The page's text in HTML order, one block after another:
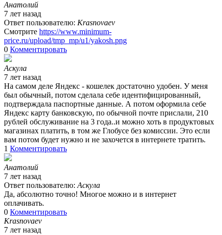
Анатолий
7 лет назад
Ответ пользователю: Krasnovaev
Смотрите https://www.minimum-
price.ru/upload/tmp_mp/u1/yakosh.png
0 Комментировать
Аскула
7 лет назад
На самом деле Яндекс - кошелек достаточно удобен. У меня
был обычный, потом сделала себе идентифицированный,
подтверждала паспортные данные. А потом оформила себе
Яндекс карту банковскую, по обычной почте прислали, 210
рублей обслуживание на 3 года..и можно хоть в продуктовых
магазинах платить, в том же Глобусе без комиссии. Это если
вам потом будет нужно и не захочется в интернете тратить.
1 Комментировать
Анатолий
7 лет назад
Ответ пользователю:Аскула
Да, абсолютно точно! Многое можно и в интернет
оплачивать.
0 Комментировать
Krasnovaev
7 лет назад